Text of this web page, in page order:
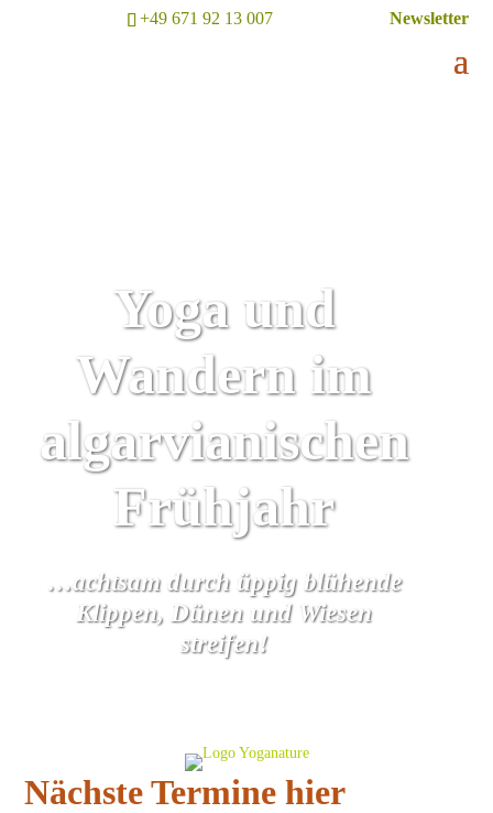
+49 671 92 13 007 Newsletter
Yoga und
Wandern im
algarvianischen
Frühjahr
…achtsam durch üppig blühende
Klippen, Dünen und Wiesen
streifen!
Nächste Termine hier